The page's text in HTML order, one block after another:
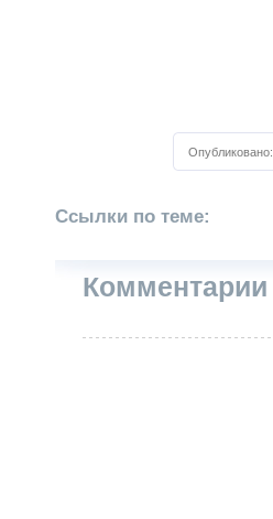
Опубликовано:
Ссылки по теме:
Комментарии